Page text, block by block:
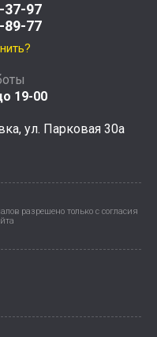
37-97
89-77
19-00
ул. Парковая 30а
разрешено только с согласия